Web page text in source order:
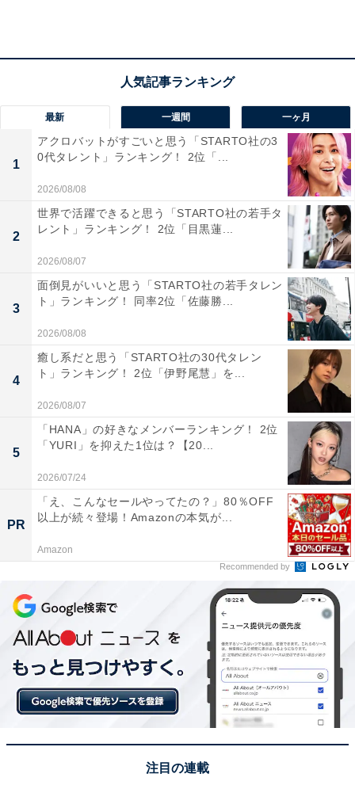
第3位は、俳優の杉浦太陽さんと元モーニング娘。の辻
希美さん夫婦です。結婚15周年を迎え、4人の子どもの
親としても育児に奮闘中。YouTubeやブログでは、夫婦
それぞれ互いのことを考えている様子が伝わってきま
す。
回答者からは、「いくつになっても変わらずラブラブで
可愛い」「アイドルだった頃の輝きを残しながら、立派
に子育てしてて本当にすごい！」「お互い愛し合ってい
るのが伝わってくるほどの仲の良さ」「お子さんもいる
けど仲良しで夫婦愛を感じる！」など、2人の仲の良さ
が伝わってくるというコメントが寄せられました。
第2位：賀来賢人さん・榮倉奈々さん夫婦
最新 一週間 一ヶ月
1
アクロバットがすごいと思う「STARTO社の3
0代タレント」ランキング！ 2位「...
2026/08/08
2
世界で活躍できると思う「STARTO社の若手タ
レント」ランキング！ 2位「目黒蓮...
2026/08/07
3
面倒見がいいと思う「STARTO社の若手タレン
ト」ランキング！ 同率2位「佐藤勝...
2026/08/08
4
癒し系だと思う「STARTO社の30代タレン
ト」ランキング！ 2位「伊野尾慧」を...
2026/08/07
5
「HANA」の好きなメンバーランキング！ 2位
「YURI」を抑えた1位は？【20...
2026/07/24
PR
「え、こんなセールやってたの？」80％OFF
以上が続々登場！Amazonの本気が...
Amazon
Recommended by
注目の連載